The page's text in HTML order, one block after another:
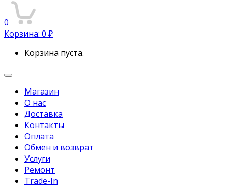
0
Корзина: 0 ₽
Корзина пуста.
Переключить
Магазин
О нас
Доставка
Контакты
Оплата
Обмен и возврат
Услуги
Ремонт
Trade-In